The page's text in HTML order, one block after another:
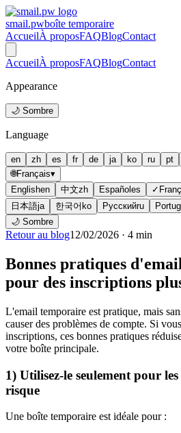
smail.pwboîte temporaire
AccueilÀ proposFAQBlogContact
AccueilÀ proposFAQBlogContact
Appearance
🌙 Sombre
Language
en zh es fr de ja ko ru pt
🌐Français▾
Englishen 中文zh Español es ✓
日本語ja 한국어 ko Русскийru
🌙 Sombre
Retour au blog12/02/2026 · 4 min
Bonnes pratiques
pour des inscriptions
L'email temporaire est pratique, mais
causer des problèmes de compte. Si
inscriptions, ces bonnes pratiques
votre boîte principale.
1) Utilisez-le seulement pour
risque
Une boîte temporaire est idéale pour :